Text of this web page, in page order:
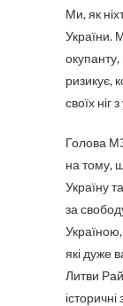
Ми, як
України.
ризикує,
своїх ніг
Голова
на тому,
Україну
за
які дуже
Литви
історичні